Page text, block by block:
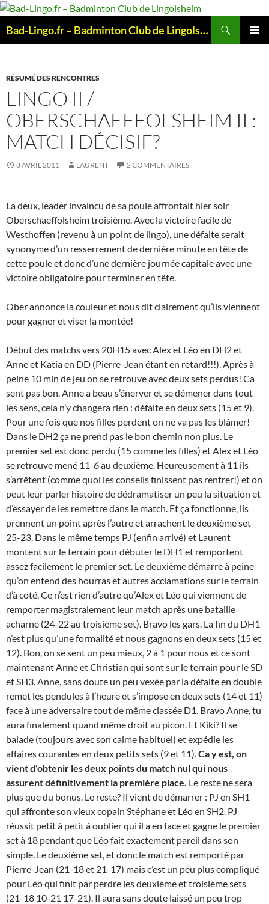
Aller
contenu
Bad-Lingo.fr – Badminton Club de Lingolsheim
RÉSUMÉ DES RENCONTRES
LINGO II /
OBERSCHAEFFOLSHEIM II :
MATCH DÉCISIF?
8 AVRIL 2011 LAURENT 2 COMMENTAIRES
La deux, leader invaincu de sa poule affrontait hier soir
Oberschaeffolsheim troisième. Avec la victoire facile de
Westhoffen (revenu à un point de lingo), une défaite serait
synonyme d’un resserrement de dernière minute en tête de
cette poule et donc d’une dernière journée capitale avec une
victoire obligatoire pour terminer en tête.
Ober annonce la couleur et nous dit clairement qu’ils viennent
pour gagner et viser la montée!
Début des matchs vers 20H15 avec Alex et Léo en DH2 et
Anne et Katia en DD (Pierre-Jean étant en retard!!!). Après à
peine 10 min de jeu on se retrouve avec deux sets perdus! Ca
sent pas bon. Anne a beau s’énerver et se démener dans tout
les sens, cela n’y changera rien : défaite en deux sets (15 et 9).
Pour une fois que nos filles perdent on ne va pas les blâmer!
Dans le DH2 ça ne prend pas le bon chemin non plus. Le
premier set est donc perdu (15 comme les filles) et Alex et Léo
se retrouve mené 11-6 au deuxième. Heureusement à 11 ils
s’arrêtent (comme quoi les conseils finissent pas rentrer!) et on
peut leur parler histoire de dédramatiser un peu la situation et
d’essayer de les remettre dans le match. Et ça fonctionne, ils
prennent un point après l’autre et arrachent le deuxième set
25-23. Dans le même temps PJ (enfin arrivé) et Laurent
montent sur le terrain pour débuter le DH1 et remportent
assez facilement le premier set. Le deuxième démarre à peine
qu’on entend des hourras et autres acclamations sur le terrain
d’à coté. Ce n’est rien d’autre qu’Alex et Léo qui viennent de
remporter magistralement leur match après une bataille
acharné (24-22 au troisième set). Bravo les gars. La fin du DH1
n’est plus qu’une formalité et nous gagnons en deux sets (15 et
12). Bon, on se sent un peu mieux, 2 à 1 pour nous et ce sont
maintenant Anne et Christian qui sont sur le terrain pour le SD
et SH3. Anne, sans doute un peu vexée par la défaite en double
remet les pendules à l’heure et s’impose en deux sets (14 et 11)
face à une adversaire tout de même classée D1. Bravo Anne, tu
aura finalement quand même droit au picon. Et Kiki? Il se
balade (toujours avec son calme habituel) et expédie les
affaires courantes en deux petits sets (9 et 11).Ca y est, on
vient d’obtenir les deux points du match nul qui nous
assurent définitivement la première place. Le reste ne sera
plus que du bonus. Le reste? Il vient de démarrer : PJ en SH1
qui affronte son vieux copain Stéphane et Léo en SH2. PJ
réussit petit à petit à oublier qui il a en face et gagne le premier
set à 18 pendant que Léo fait exactement pareil dans son
simple. Le deuxième set, et donc le match est remporté par
Pierre-Jean (21-18 et 21-17) mais c’est un peu plus compliqué
pour Léo qui finit par perdre les deuxième et troisième sets
(21-18 10-21 17-21). Il aura sans doute laissé un peu trop